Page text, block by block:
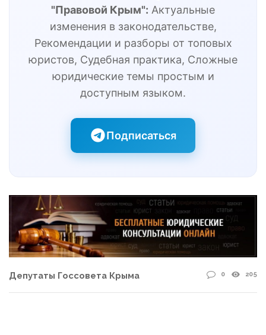
"Правовой Крым": Актуальные
изменения в законодательстве,
Рекомендации и разборы от топовых
юристов, Судебная практика, Сложные
юридические темы простым и
доступным языком.
Подписаться
Депутаты Госсовета Крыма 0 205